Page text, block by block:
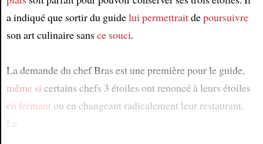
a indiqué que sortir du guidelui permettraitdepoursuivre
son art culinaire sansce souci.
La demande du chef Bras est une première pour le guide,
même si certains chefs 3 étoiles ont renoncé à leurs étoiles
en fermant ou en changeant radicalement leur restaurant.
Le